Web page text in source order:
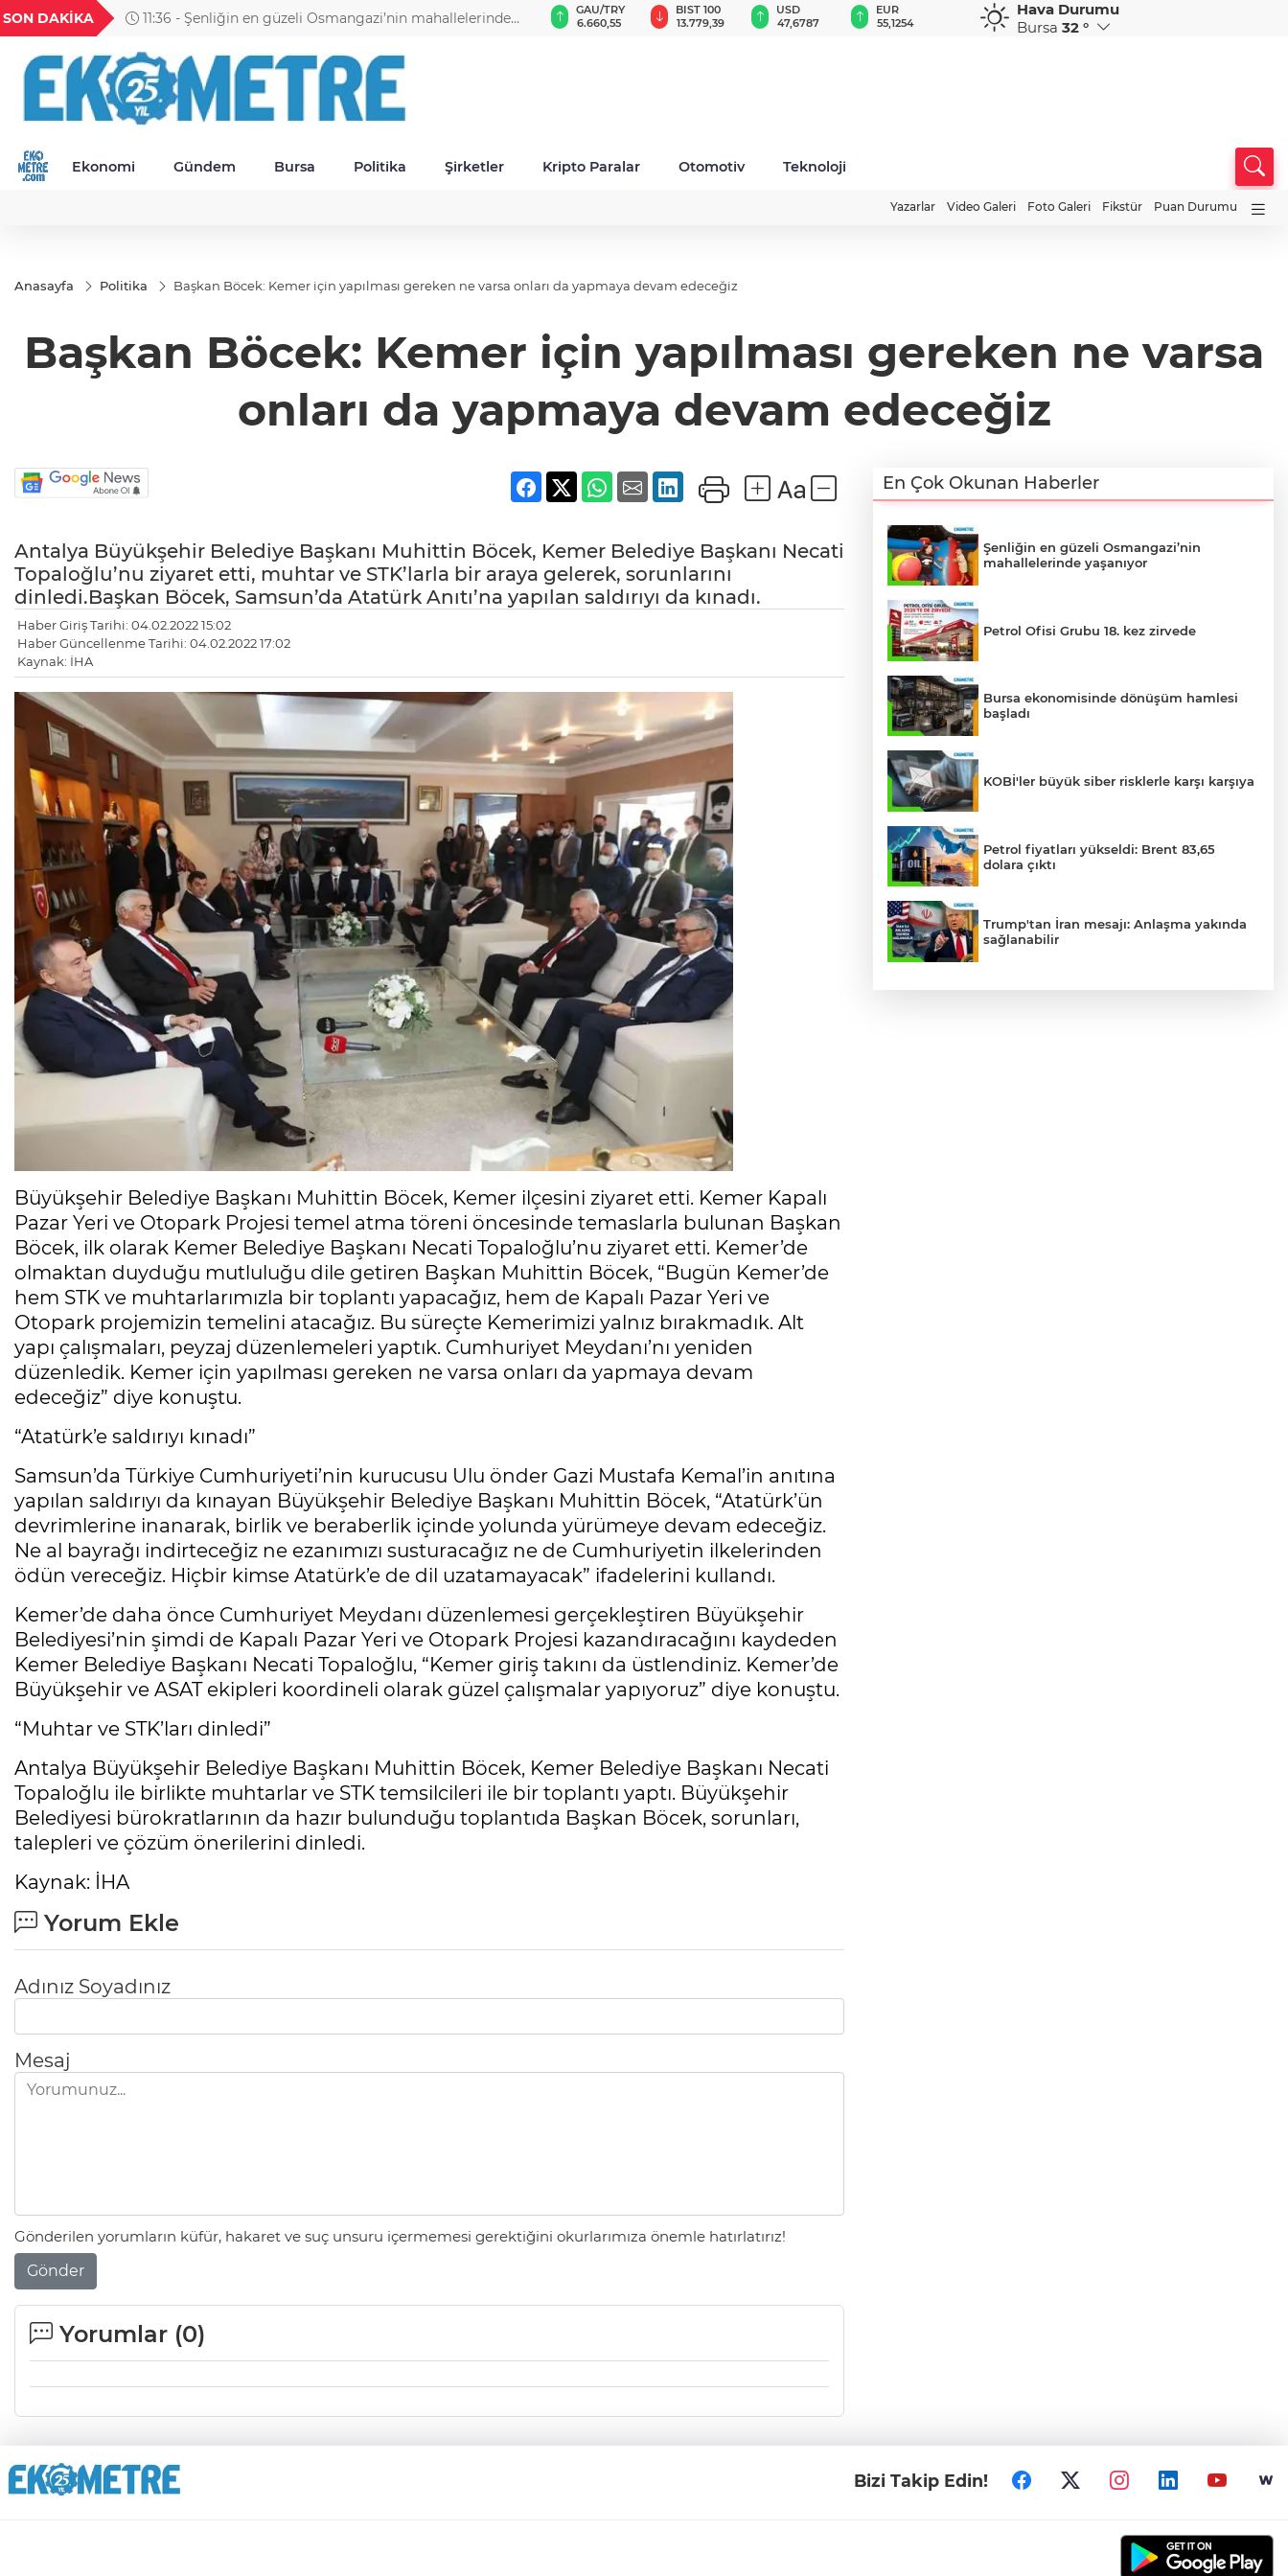
SON DAKİKA 11:30 - Petrol Ofisi Grubu 18. kez zirvede
18,2677
TND
16,3788
BGN
27,9743
VND
0,0018
GAU/TRY
6.660,55
BIST 100
13.779,39
USD
47,6787
EUR
55,1254
GBP
64,3468
CHF
59,0083
CAD
34,1883
Hava Durumu
Bursa 32 °
Ekonomi Gündem Bursa Politika Şirketler Kripto Paralar Otomotiv Teknoloji
Yazarlar Video Galeri Foto Galeri Fikstür Puan Durumu
Anasayfa Politika Başkan Böcek: Kemer için yapılması gereken ne varsa onları da yapmaya devam edeceğiz
Başkan Böcek: Kemer için yapılması gereken ne varsa
onları da yapmaya devam edeceğiz
Antalya Büyükşehir Belediye Başkanı Muhittin Böcek, Kemer Belediye Başkanı Necati
Topaloğlu’nu ziyaret etti, muhtar ve STK’larla bir araya gelerek, sorunlarını
dinledi.Başkan Böcek, Samsun’da Atatürk Anıtı’na yapılan saldırıyı da kınadı.
Haber Giriş Tarihi: 04.02.2022 15:02
Haber Güncellenme Tarihi: 04.02.2022 17:02
Kaynak: İHA
Büyükşehir Belediye Başkanı Muhittin Böcek, Kemer ilçesini ziyaret etti. Kemer Kapalı
Pazar Yeri ve Otopark Projesi temel atma töreni öncesinde temaslarla bulunan Başkan
Böcek, ilk olarak Kemer Belediye Başkanı Necati Topaloğlu’nu ziyaret etti. Kemer’de
olmaktan duyduğu mutluluğu dile getiren Başkan Muhittin Böcek, “Bugün Kemer’de
hem STK ve muhtarlarımızla bir toplantı yapacağız, hem de Kapalı Pazar Yeri ve
Otopark projemizin temelini atacağız. Bu süreçte Kemerimizi yalnız bırakmadık. Alt
yapı çalışmaları, peyzaj düzenlemeleri yaptık. Cumhuriyet Meydanı’nı yeniden
düzenledik. Kemer için yapılması gereken ne varsa onları da yapmaya devam
edeceğiz” diye konuştu.
“Atatürk’e saldırıyı kınadı”
Samsun’da Türkiye Cumhuriyeti’nin kurucusu Ulu önder Gazi Mustafa Kemal’in anıtına
yapılan saldırıyı da kınayan Büyükşehir Belediye Başkanı Muhittin Böcek, “Atatürk’ün
devrimlerine inanarak, birlik ve beraberlik içinde yolunda yürümeye devam edeceğiz.
Ne al bayrağı indirteceğiz ne ezanımızı susturacağız ne de Cumhuriyetin ilkelerinden
ödün vereceğiz. Hiçbir kimse Atatürk’e de dil uzatamayacak” ifadelerini kullandı.
Kemer’de daha önce Cumhuriyet Meydanı düzenlemesi gerçekleştiren Büyükşehir
Belediyesi’nin şimdi de Kapalı Pazar Yeri ve Otopark Projesi kazandıracağını kaydeden
Kemer Belediye Başkanı Necati Topaloğlu, “Kemer giriş takını da üstlendiniz. Kemer’de
Büyükşehir ve ASAT ekipleri koordineli olarak güzel çalışmalar yapıyoruz” diye konuştu.
“Muhtar ve STK’ları dinledi”
Antalya Büyükşehir Belediye Başkanı Muhittin Böcek, Kemer Belediye Başkanı Necati
Topaloğlu ile birlikte muhtarlar ve STK temsilcileri ile bir toplantı yaptı. Büyükşehir
Belediyesi bürokratlarının da hazır bulunduğu toplantıda Başkan Böcek, sorunları,
talepleri ve çözüm önerilerini dinledi.
Kaynak: İHA
Yorum Ekle
Adınız Soyadınız
Mesaj
Gönderilen yorumların küfür, hakaret ve suç unsuru içermemesi gerektiğini okurlarımıza önemle hatırlatırız!
Gönder
Yorumlar (0)
En Çok Okunan Haberler
Şenliğin en güzeli Osmangazi’nin
mahallelerinde yaşanıyor
Petrol Ofisi Grubu 18. kez zirvede
Bursa ekonomisinde dönüşüm hamlesi
başladı
KOBİ'ler büyük siber risklerle karşı karşıya
Petrol fiyatları yükseldi: Brent 83,65
dolara çıktı
Trump'tan İran mesajı: Anlaşma yakında
sağlanabilir
Bizi Takip Edin!